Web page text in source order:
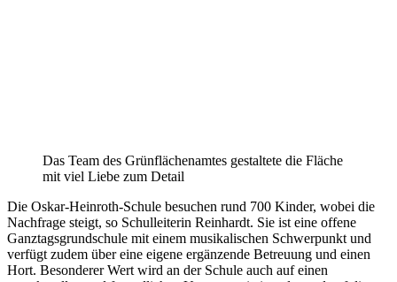
Das Team des Grünflächenamtes gestaltete die Fläche
mit viel Liebe zum Detail
Die Oskar-Heinroth-Schule besuchen rund 700 Kinder, wobei die
Nachfrage steigt, so Schulleiterin Reinhardt. Sie ist eine offene
Ganztagsgrundschule mit einem musikalischen Schwerpunkt und
verfügt zudem über eine eigene ergänzende Betreuung und einen
Hort. Besonderer Wert wird an der Schule auch auf einen